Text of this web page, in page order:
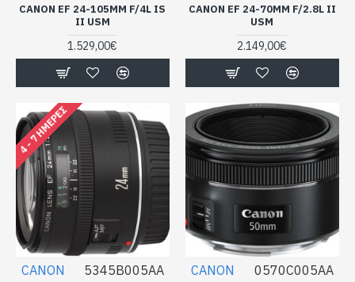
CANON EF 24-105MM F/4L IS
II USM
1.529,00€
CANON EF 24-70MM F/2.8L II
USM
2.149,00€
4 - 7 ΗΜΈΡΕΣ
CANON 5345B005AA CANON 0570C005AA